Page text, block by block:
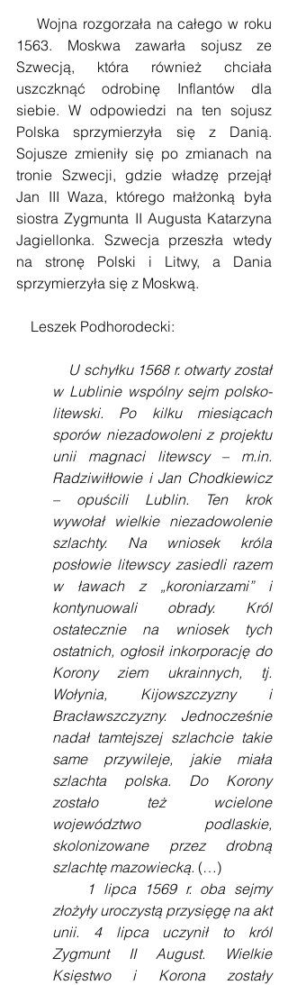
Wojna rozgorzała na całego w roku
1563. Moskwa zawarła sojusz ze
Szwecją, która również chciała
uszczknąć odrobinę Inflantów dla
siebie. W odpowiedzi na ten sojusz
Polska sprzymierzyła się z Danią.
Sojusze zmieniły się po zmianach na
tronie Szwecji, gdzie władzę przejął
Jan III Waza, którego małżonką była
siostra Zygmunta II Augusta Katarzyna
Jagiellonka. Szwecja przeszła wtedy
na stronę Polski i Litwy, a Dania
sprzymierzyła się z Moskwą.
Leszek Podhorodecki:
U schyłku 1568 r. otwarty został
w Lublinie wspólny sejm polsko-
litewski. Po kilku miesiącach
sporów niezadowoleni z projektu
unii magnaci litewscy – m.in.
Radziwiłłowie i Jan Chodkiewicz
– opuścili Lublin. Ten krok
wywołał wielkie niezadowolenie
szlachty. Na wniosek króla
posłowie litewscy zasiedli razem
w ławach z „koroniarzami” i
kontynuowali obrady. Król
ostatecznie na wniosek tych
ostatnich, ogłosił inkorporację do
Korony ziem ukrainnych, tj.
Wołynia, Kijowszczyzny i
Bracławszczyzny. Jednocześnie
nadał tamtejszej szlachcie takie
same przywileje, jakie miała
szlachta polska. Do Korony
zostało też wcielone
województwo podlaskie,
skolonizowane przez drobną
szlachtę mazowiecką. (…)
1 lipca 1569 r. oba sejmy
złożyły uroczystą przysięgę na akt
unii. 4 lipca uczynił to król
Zygmunt II August. Wielkie
Księstwo i Korona zostały